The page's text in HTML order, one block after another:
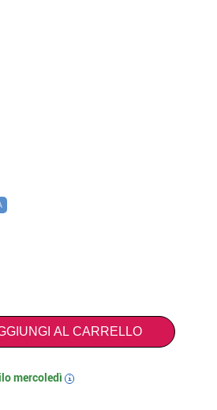
AL CARRELLO
mercoledì i